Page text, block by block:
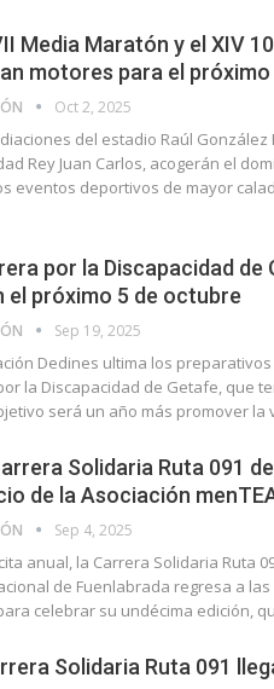
Media Maratón y el XIV
motores para el
Oct 2, 2025
del estadio Raúl
Rey Juan Carlos, acogerán el
eventos deportivos de mayor
por la Discapacidad de
el próximo 5 de octubre
Sep 19, 2025
Dedines ultima los
la Discapacidad de Getafe, que
será un año más promover
Solidaria Ruta 091
de la Asociación
Sep 4, 2025
anual, la Carrera Solidaria Ruta
de Fuenlabrada regresa a
celebrar su undécima edición,
Solidaria Ruta 091